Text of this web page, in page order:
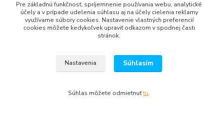
Pre základnú funkčnosť, spríjemnenie používania webu, analytické
účely a v prípade udelenia súhlasu aj na účely cielenia reklamy
využívame súbory cookies. Nastavenie vlastných preferencií
cookies môžete kedykoľvek upraviť odkazom v spodnej časti
stránok.
Nastavenia Súhlasím
Súhlas môžete odmietnuťtu.